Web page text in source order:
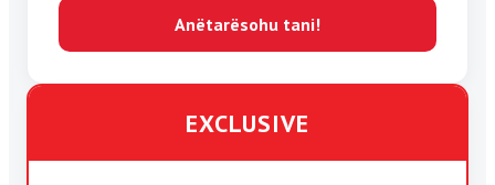
Anëtarësohu tani!
EXCLUSIVE